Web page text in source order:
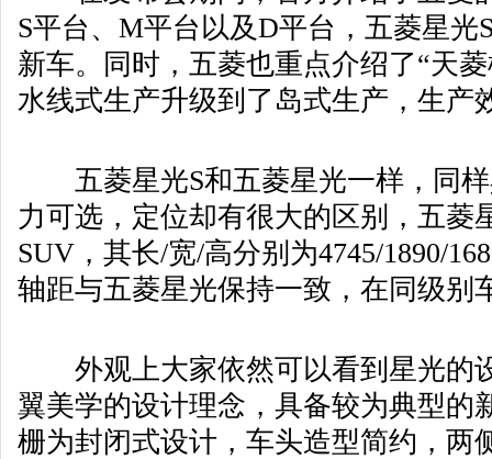
S平台、M平台以及D平台，五菱星光
新车。同时，五菱也重点介绍了“天
水线式生产升级到了岛式生产，生产
五菱星光S和五菱星光一样，同样
力可选，定位却有很大的区别，五菱
SUV，其长/宽/高分别为4745/1890/
轴距与五菱星光保持一致，在同级别
外观上大家依然可以看到星光的
翼美学的设计理念，具备较为典型的
栅为封闭式设计，车头造型简约，两